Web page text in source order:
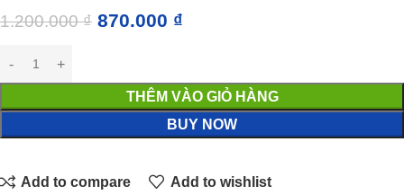
1.200.000₫ 870.000 ₫
THÊM VÀO GIỎ HÀNG
BUY NOW
Add to compare Add to wishlist